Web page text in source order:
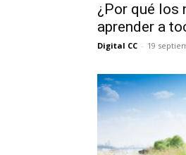
¿Por qué los
aprender a
Digital CC - 19